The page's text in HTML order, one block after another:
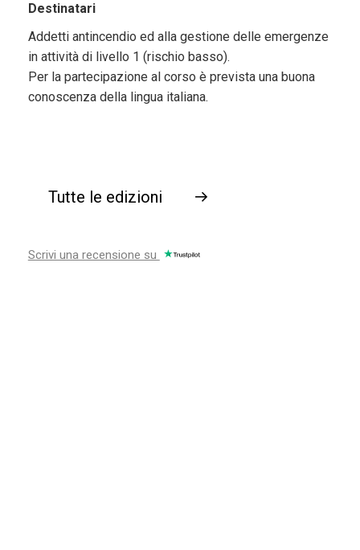
Destinatari
Addetti antincendio ed alla gestione delle emergenze
in attività di livello 1 (rischio basso).
Per la partecipazione al corso è prevista una buona
conoscenza della lingua italiana.
Tutte le edizioni →
Scrivi una recensione su